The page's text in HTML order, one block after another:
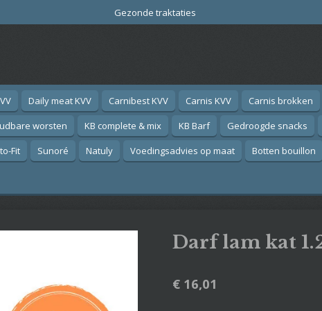
Gezonde traktaties
Daily meat KVV Carnibest KVV Carnis KVV Carnis brokken
worsten KB complete & mix KB Barf Gedroogde snacks
Fit Sunoré Natuly Voedingsadvies op maat Botten bouillon
Darf lam kat
€ 16,01